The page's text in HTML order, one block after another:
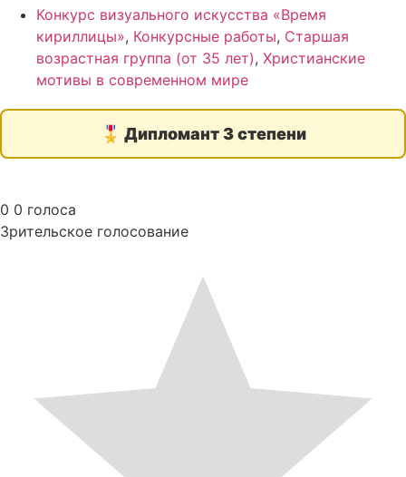
Конкурс визуального искусства «Время
кириллицы», Конкурсные работы, Старшая
возрастная группа (от 35 лет), Христианские
мотивы в современном мире
🎖️ Дипломант 3 степени
0 0 голоса
Зрительское голосование